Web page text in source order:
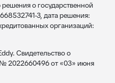
о государственной
3, дата решения:
организаций:
Свидетельство о
№ 2022660496 от «03» июня